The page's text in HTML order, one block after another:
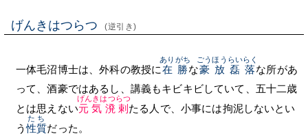
げんきはつらつ (逆引き)
一体毛沼博士は、外科の教授に在勝
ありがち
な豪放磊落
ごうほうらいらく
な所があ
って、酒豪ではあるし、講義もキビキビしていて、五十二歳
とは思えない元気溌剌
げんきはつらつ
たる人で、小事には拘泥しないとい
う性質
たち
だった。